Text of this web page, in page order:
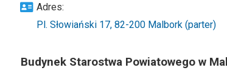
Adres:
Pl. Słowiański 17, 82-200 Malbork (parter)
Budynek Starostwa Powiatowego w